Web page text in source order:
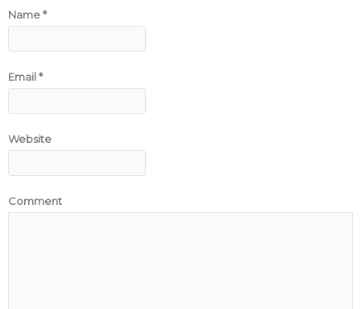
Name*
Email*
Website
Comment